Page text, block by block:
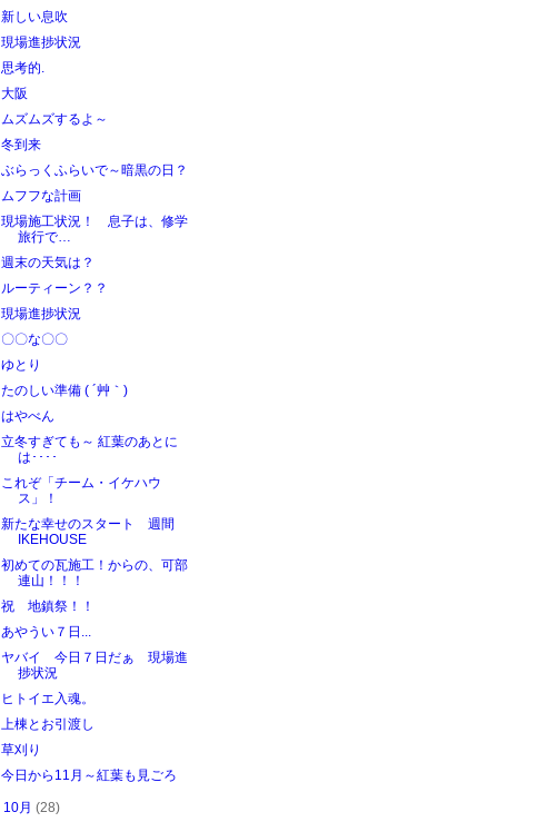
新しい息吹
現場進捗状況
思考的.
大阪
ムズムズするよ～
冬到来
ぶらっくふらいで～暗黒の日？
ムフフな計画
現場施工状況！ 息子は、修学
旅行で…
週末の天気は？
ルーティーン？？
現場進捗状況
〇〇な〇〇
ゆとり
たのしい準備 ( ´艸｀)
はやべん
立冬すぎても～ 紅葉のあとに
は････
これぞ「チーム・イケハウ
ス」！
新たな幸せのスタート 週間
IKEHOUSE
初めての瓦施工！からの、可部
連山！！！
祝 地鎮祭！！
あやうい７日...
ヤバイ 今日７日だぁ 現場進
捗状況
ヒトイエ入魂。
上棟とお引渡し
草刈り
今日から11月～紅葉も見ごろ
10月 (28)